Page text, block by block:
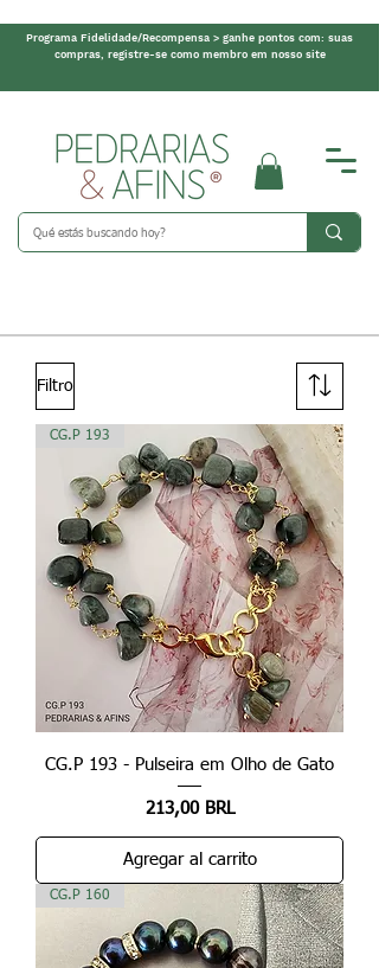
Programa Fidelidade/Recompensa > ganhe pontos com: suas
compras, registre-se como membro em nosso site
Filtro
CG.P 193
CG.P 193 - Pulseira em Olho de Gato
Precio
213,00 BRL
Agregar al carrito
CG.P 160